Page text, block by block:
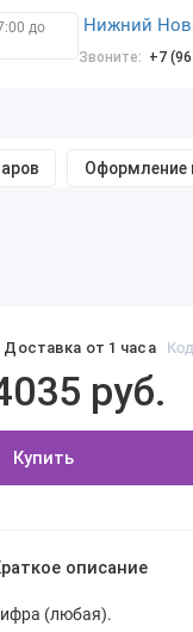
до
Нижний
Звоните: +7
Оформление
Доставка от 1 часа
руб.
Купить
описание
(любая).